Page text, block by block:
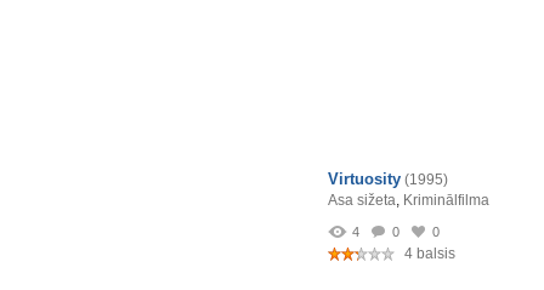
Virtuosity (1995)
Asa sižeta, Kriminālfilma
4 0 0
4 balsis